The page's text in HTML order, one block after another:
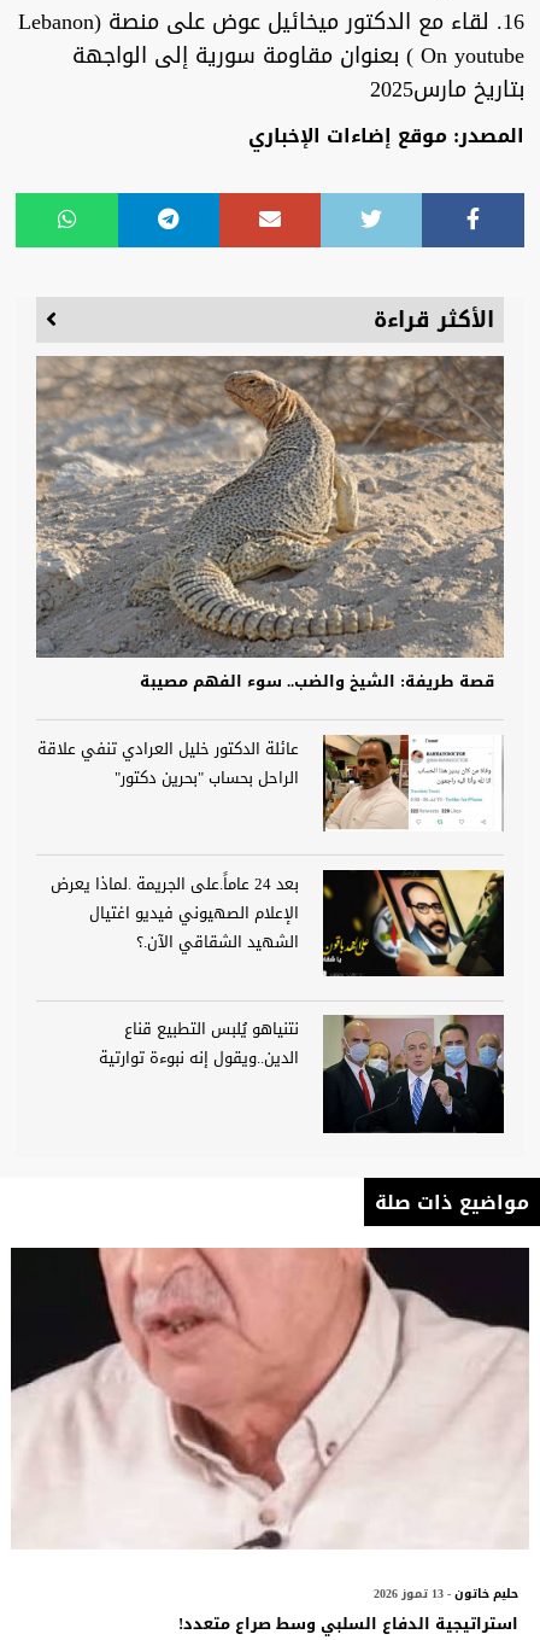
16. لقاء مع الدكتور ميخائيل عوض على منصة (Lebanon
On youtube ) بعنوان مقاومة سورية إلى الواجهة
بتاريخ مارس2025
المصدر: موقع إضاءات الإخباري
الأكثر قراءة
قصة طريفة: الشيخ والضب.. سوء الفهم مصيبة
عائلة الدكتور خليل العرادي تنفي علاقة
الراحل بحساب "بحرين دكتور"
بعد 24 عاماً.على الجريمة .لماذا يعرض
الإعلام الصهيوني فيديو اغتيال
الشهيد الشقاقي الآن.؟
نتنياهو يُلبس التطبيع قناع
الدين..ويقول إنه نبوءة توارتية
مواضيع ذات صلة
حليم خاتون- 13 تموز 2026
استراتيجية الدفاع السلبي وسط صراع متعدد!